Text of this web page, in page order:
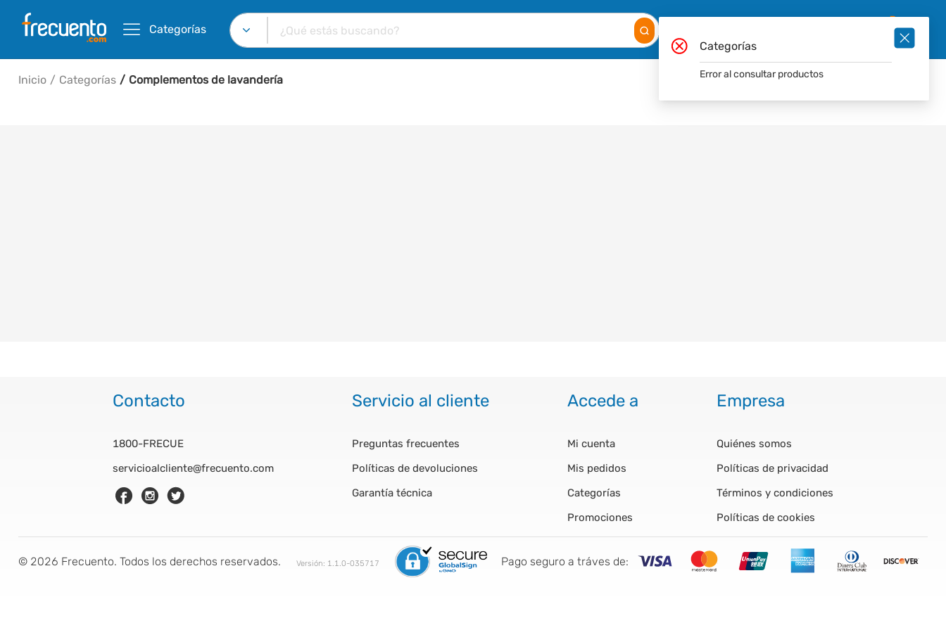
Categorías
Inicio Categorías Complementos de lavandería
Contacto
1800-FRECUE
servicioalcliente@frecuento.com
Servicio al cliente
Preguntas frecuentes
Políticas de devoluciones
Garantía técnica
Accede a
Mi cuenta
Mis pedidos
Categorías
Promociones
Empresa
Quiénes somos
Políticas de privacidad
Términos y condiciones
Políticas de cookies
© 2026 Frecuento. Todos los derechos reservados. Versión: 1.1.0-035717 Pago seguro a tráves de:
Categorías
Error al consultar productos